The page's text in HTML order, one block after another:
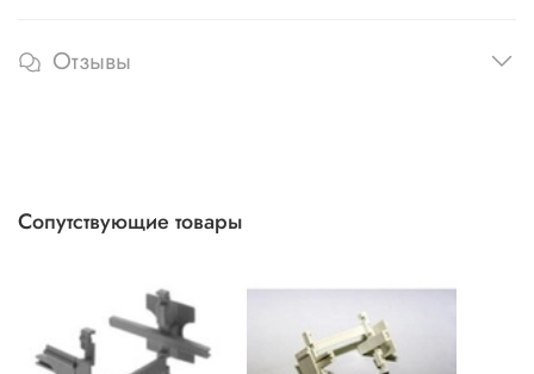
Отзывы
Сопутствующие товары